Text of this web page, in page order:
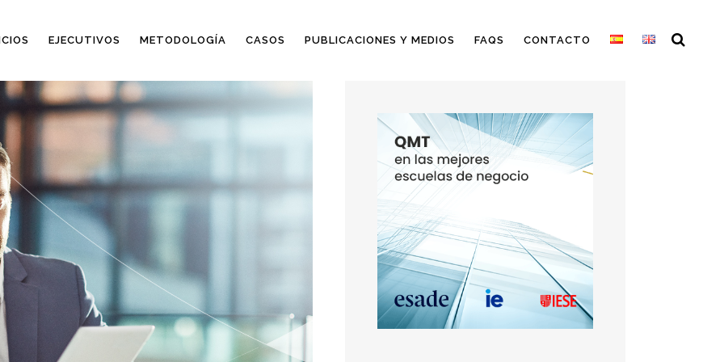
EJECUTIVOS METODOLOGÍA CASOS PUBLICACIONES Y MEDIOS FAQS CONTACTO